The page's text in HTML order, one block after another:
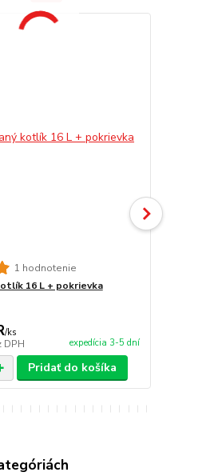
1 hodnotenie
16 L + pokrievka
/ks
DPH expedícia 3-5 dní
Pridať do košíka